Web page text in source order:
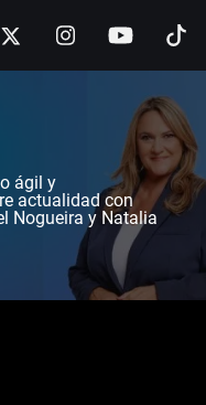
ágil y
actualidad con
Nogueira y Natalia